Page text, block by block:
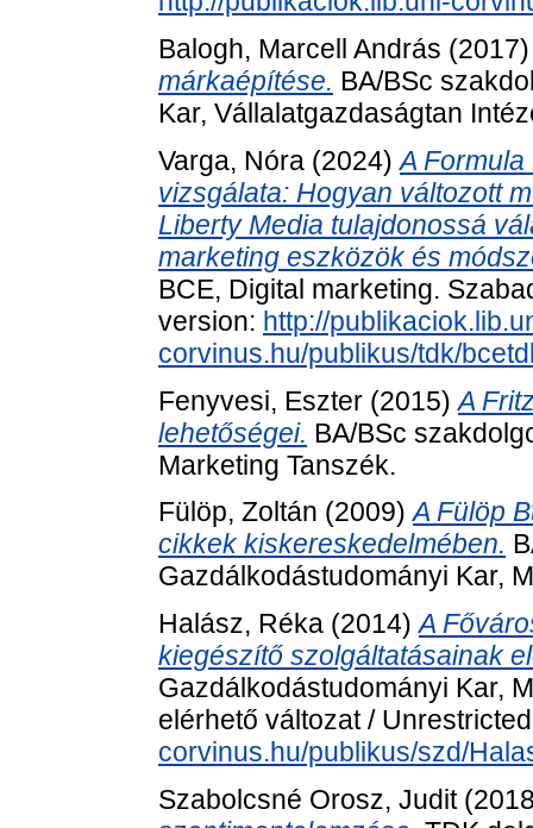
Balogh, Marcell András
márkaépítése. BA/BSc
Kar, Vállalatgazdaságtan
Varga, Nóra (2024)A
vizsgálata: Hogyan változott
Liberty Media tulajdonossá
marketing eszközök és
BCE, Digital marketing.
version: http://
corvinus.hu/publikus/tdk/
Fenyvesi, Eszter (2015)A
lehetőségei. BA/BSc
Marketing Tanszék.
Fülöp, Zoltán (2009)A Fülöp
cikkek kiskereskedelmében.
Gazdálkodástudományi Kar,
Halász, Réka (2014)A
kiegészítő szolgáltatásainak
Gazdálkodástudományi Kar,
elérhető változat /
corvinus.hu/publikus/szd/
Szabolcsné Orosz, Judit